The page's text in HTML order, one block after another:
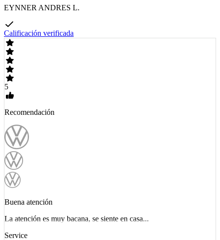
EYNNER ANDRES L.
Calificación verificada
5
Recomendación
Buena atención
La atención es muy bacana, se siente en casa...
Service